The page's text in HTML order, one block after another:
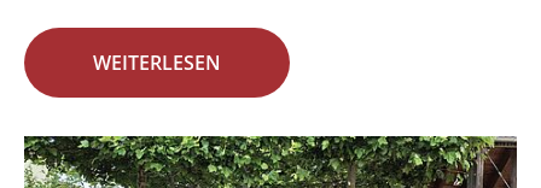
WEITERLESEN